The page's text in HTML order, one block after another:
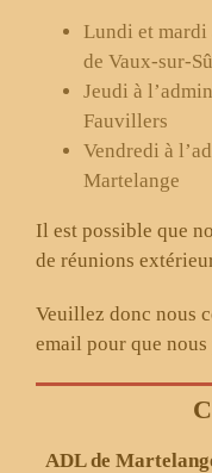
Lundi et mardi
de Vaux-sur-
Jeudi à
Fauvillers
Vendredi à
Martelange
Il est possible que
de réunions
Veuillez donc nous
email pour que
ADL de